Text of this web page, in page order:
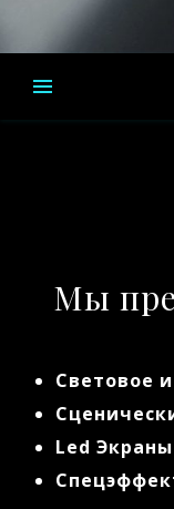
Мы
Световое
Led Экраны